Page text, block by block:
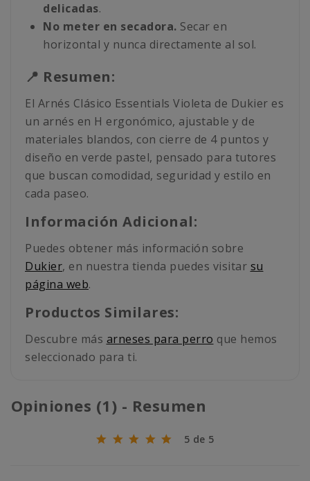
delicadas.
No meter en secadora. Secar en
horizontal y nunca directamente al sol.
📍 Resumen:
El Arnés Clásico Essentials Violeta de Dukier es
un arnés en H ergonómico, ajustable y de
materiales blandos, con cierre de 4 puntos y
diseño en verde pastel, pensado para tutores
que buscan comodidad, seguridad y estilo en
cada paseo.
Información Adicional:
Puedes obtener más información sobre
Dukier, en nuestra tienda puedes visitar su
página web.
Productos Similares:
Descubre más arneses para perro que hemos
seleccionado para ti.
Opiniones (1) - Resumen
5 de 5